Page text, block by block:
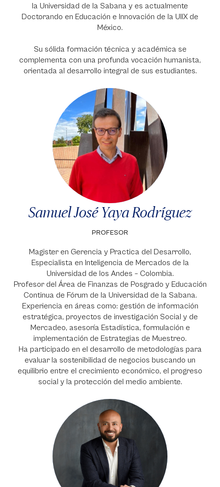
la Universidad de la Sabana y es actualmente
Doctorando en Educación e Innovación de la UIIX de
México.
Su sólida formación técnica y académica se
complementa con una profunda vocación humanista,
orientada al desarrollo integral de sus estudiantes.
Samuel José Yaya Rodríguez
PROFESOR
Magister en Gerencia y Practica del Desarrollo,
Especialista en Inteligencia de Mercados de la
Universidad de los Andes – Colombia.
Profesor del Área de Finanzas de Posgrado y Educación
Continua de Fórum de la Universidad de la Sabana.
Experiencia en áreas como: gestión de información
estratégica, proyectos de investigación Social y de
Mercadeo, asesoría Estadística, formulación e
implementación de Estrategias de Muestreo.
Ha participado en el desarrollo de metodologías para
evaluar la sostenibilidad de negocios buscando un
equilibrio entre el crecimiento económico, el progreso
social y la protección del medio ambiente.